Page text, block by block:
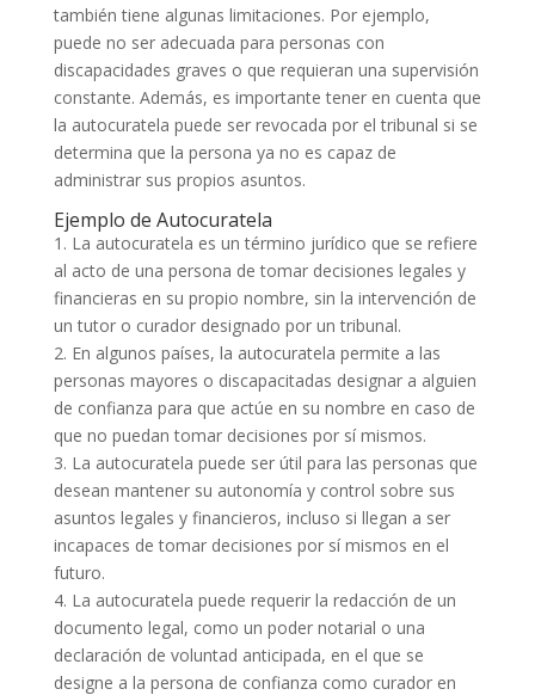
también tiene algunas limitaciones. Por ejemplo,
puede no ser adecuada para personas con
discapacidades graves o que requieran una supervisión
constante. Además, es importante tener en cuenta que
la autocuratela puede ser revocada por el tribunal si se
determina que la persona ya no es capaz de
administrar sus propios asuntos.
Ejemplo de Autocuratela
1. La autocuratela es un término jurídico que se refiere
al acto de una persona de tomar decisiones legales y
financieras en su propio nombre, sin la intervención de
un tutor o curador designado por un tribunal.
2. En algunos países, la autocuratela permite a las
personas mayores o discapacitadas designar a alguien
de confianza para que actúe en su nombre en caso de
que no puedan tomar decisiones por sí mismos.
3. La autocuratela puede ser útil para las personas que
desean mantener su autonomía y control sobre sus
asuntos legales y financieros, incluso si llegan a ser
incapaces de tomar decisiones por sí mismos en el
futuro.
4. La autocuratela puede requerir la redacción de un
documento legal, como un poder notarial o una
declaración de voluntad anticipada, en el que se
designe a la persona de confianza como curador en